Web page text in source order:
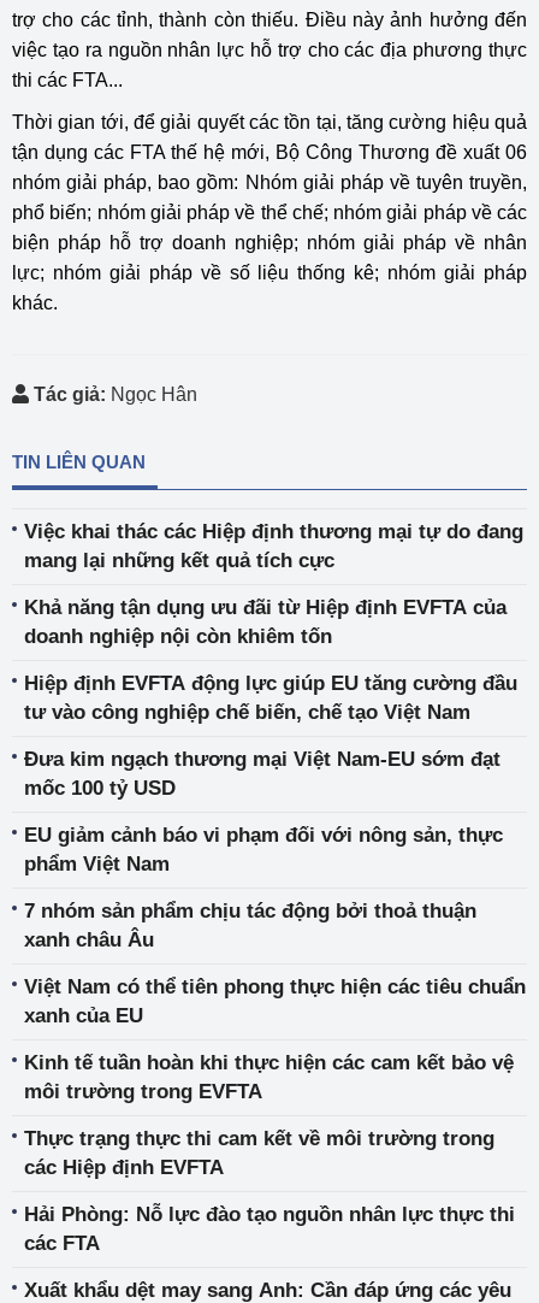
trợ cho các tỉnh, thành còn thiếu. Điều này ảnh hưởng đến
việc tạo ra nguồn nhân lực hỗ trợ cho các địa phương thực
thi các FTA...
Thời gian tới, để giải quyết các tồn tại, tăng cường hiệu quả
tận dụng các FTA thế hệ mới, Bộ Công Thương đề xuất 06
nhóm giải pháp, bao gồm: Nhóm giải pháp về tuyên truyền,
phổ biến; nhóm giải pháp về thể chế; nhóm giải pháp về các
biện pháp hỗ trợ doanh nghiệp; nhóm giải pháp về nhân
lực; nhóm giải pháp về số liệu thống kê; nhóm giải pháp
khác.
Tác giả: Ngọc Hân
TIN LIÊN QUAN
Việc khai thác các Hiệp định thương mại tự do đang
mang lại những kết quả tích cực
Khả năng tận dụng ưu đãi từ Hiệp định EVFTA của
doanh nghiệp nội còn khiêm tốn
Hiệp định EVFTA động lực giúp EU tăng cường đầu
tư vào công nghiệp chế biến, chế tạo Việt Nam
Đưa kim ngạch thương mại Việt Nam-EU sớm đạt
mốc 100 tỷ USD
EU giảm cảnh báo vi phạm đối với nông sản, thực
phẩm Việt Nam
7 nhóm sản phẩm chịu tác động bởi thoả thuận
xanh châu Âu
Việt Nam có thể tiên phong thực hiện các tiêu chuẩn
xanh của EU
Kinh tế tuần hoàn khi thực hiện các cam kết bảo vệ
môi trường trong EVFTA
Thực trạng thực thi cam kết về môi trường trong
các Hiệp định EVFTA
Hải Phòng: Nỗ lực đào tạo nguồn nhân lực thực thi
các FTA
Xuất khẩu dệt may sang Anh: Cần đáp ứng các yêu